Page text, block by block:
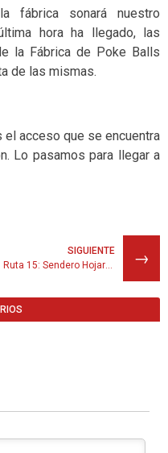
fábrica sonará nuestro
hora ha llegado, las
la Fábrica de Poke Balls
de las mismas.
acceso que se encuentra
Lo pasamos para llegar a
→
SIGUIENTE
Ruta 15: Sendero Hojarasca